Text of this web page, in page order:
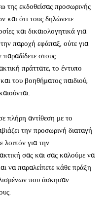
της εκδοθείσας προσωρινής
και ότι τους δηλώνετε
και δικαιολογητικά για
παροχή εφάπαξ, ούτε για
στους
πράττατε, το έντυπο
του βοηθήματος παιδιού,
πλήρη αντίθεση με το
την προσωρινή διαταγή
λοιπόν για την
σας και σας καλούμε να
να παραλείπετε κάθε πράξη
που άσκησαν